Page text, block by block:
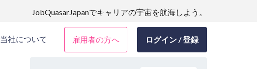
JobQuasarJapanでキャリアの宇宙を航海しよう。
当社について 雇用者の方へ ログイン / 登録